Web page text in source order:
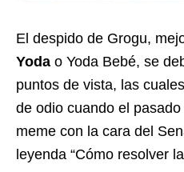
El despido de Grogu,
Yoda o Yoda Bebé, se
puntos de vista, las
de odio cuando el
meme con la cara del
leyenda “Cómo resolver